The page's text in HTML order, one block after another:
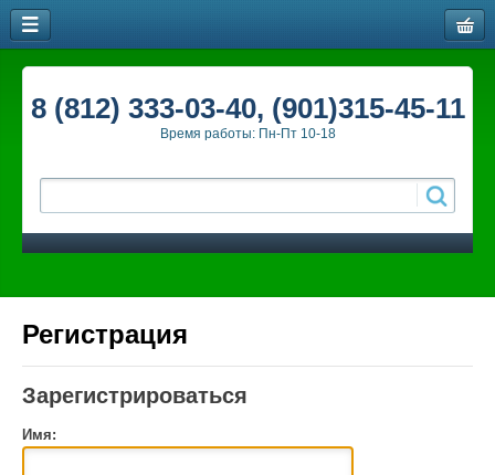
8 (812) 333-03-40, (901)315-45-11
Время работы: Пн-Пт 10-18
Регистрация
Зарегистрироваться
Имя: